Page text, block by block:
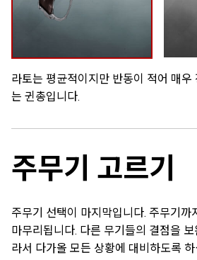
라토는 평균적이지만 반동이 적어 매우
는 귄총입니다.
주무기 고르기
주무기 선택이 마지막입니다. 주무기까
마무리됩니다. 다른 무기들의 결점을
라서 다가올 모든 상황에 대비하도록 하